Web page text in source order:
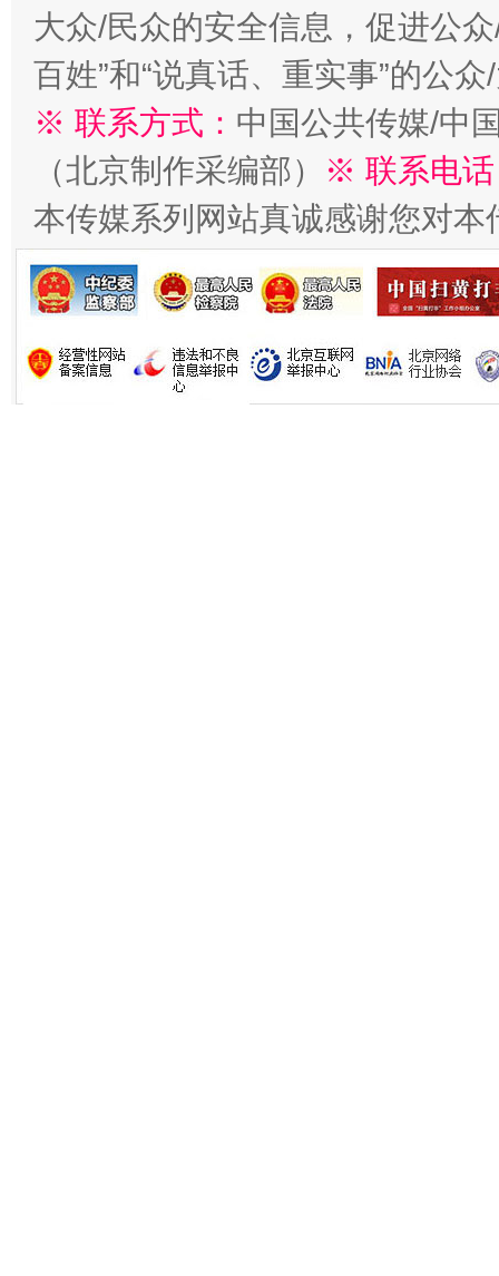
习近平的博鳌关键词
魏明亮
“刷贴”乱象丛生
生
大众/民众的安全信息，促进公
百姓”和“说真话、重实事”的公
※ 联系方式： 中国公共传媒/中
（北京制作采编部）
※ 联系电
本传媒系列网站真诚感谢您对